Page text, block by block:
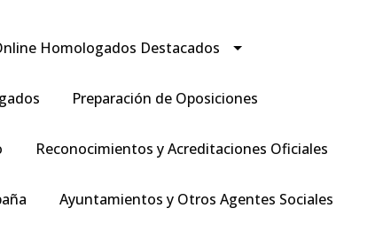
Homologados Destacados
Preparación de Oposiciones
Reconocimientos y Acreditaciones Oficiales
Ayuntamientos y Otros Agentes Sociales